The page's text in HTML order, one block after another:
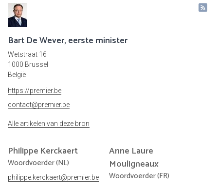
Bart De Wever, eerste minister
Wetstraat 16
1000 Brussel
België
https://premier.be
contact@premier.be
Alle artikelen van deze bron
Philippe Kerckaert
Woordvoerder (NL)
philippe.kerckaert@premier.be
Anne Laure
Mouligneaux
Woordvoerder (FR)